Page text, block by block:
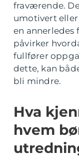
fraværende.
umotivert eller
en annerledes
påvirker
fullfører
dette, kan
bli mindre.
Hva
hvem